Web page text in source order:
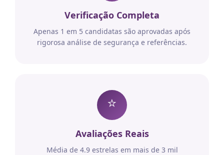
Verificação Completa
Apenas 1 em 5 candidatas são aprovadas após
rigorosa análise de segurança e referências.
⭐
Avaliações Reais
Média de 4.9 estrelas em mais de 3 mil